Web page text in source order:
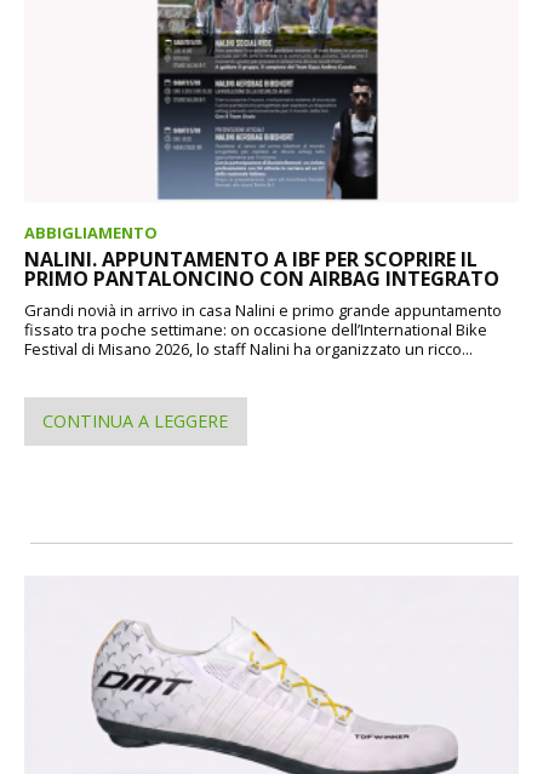
ABBIGLIAMENTO
NALINI. APPUNTAMENTO A IBF PER SCOPRIRE IL
PRIMO PANTALONCINO CON AIRBAG INTEGRATO
Grandi novià in arrivo in casa Nalini e primo grande appuntamento
fissato tra poche settimane: on occasione dell’International Bike
Festival di Misano 2026, lo staff Nalini ha organizzato un ricco...
CONTINUA A LEGGERE